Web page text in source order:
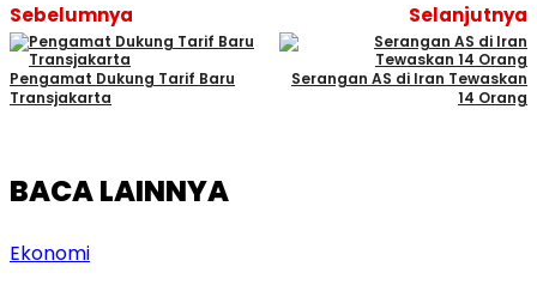
Sebelumnya
Pengamat Dukung Tarif Baru
Transjakarta
Selanjutnya
Serangan AS di Iran Tewaskan
14 Orang
BACA LAINNYA
Ekonomi